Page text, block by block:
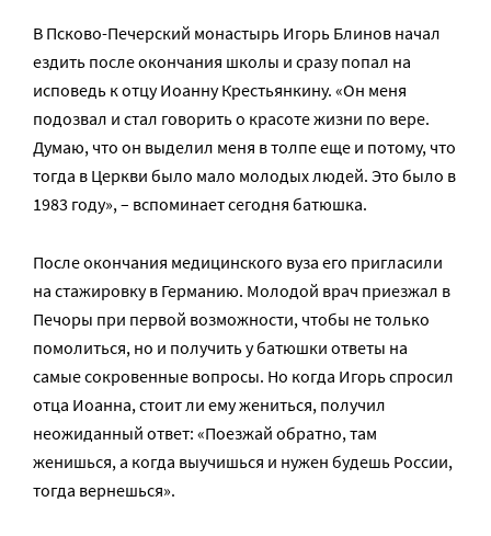
В Псково-Печерский монастырь Игорь Блинов начал
ездить после окончания школы и сразу попал на
исповедь к отцу Иоанну Крестьянкину. «Он меня
подозвал и стал говорить о красоте жизни по вере.
Думаю, что он выделил меня в толпе еще и потому, что
тогда в Церкви было мало молодых людей. Это было в
1983 году», – вспоминает сегодня батюшка.
После окончания медицинского вуза его пригласили
на стажировку в Германию. Молодой врач приезжал в
Печоры при первой возможности, чтобы не только
помолиться, но и получить у батюшки ответы на
самые сокровенные вопросы. Но когда Игорь спросил
отца Иоанна, стоит ли ему жениться, получил
неожиданный ответ: «Поезжай обратно, там
женишься, а когда выучишься и нужен будешь России,
тогда вернешься».